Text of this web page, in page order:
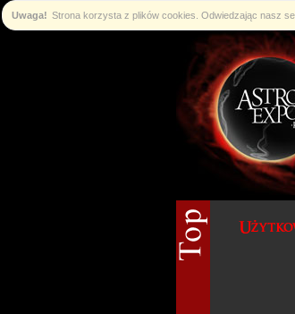
Uwaga! Strona korzysta z plików cookies. Odwiedzając nasz